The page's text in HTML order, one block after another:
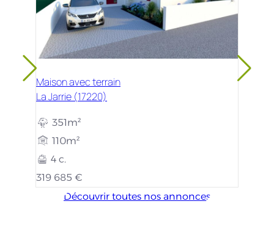
Maison avec terrain
La Jarrie (17220)
351m²
110m²
4 c.
319 685 €
Découvrir toutes nos annonces